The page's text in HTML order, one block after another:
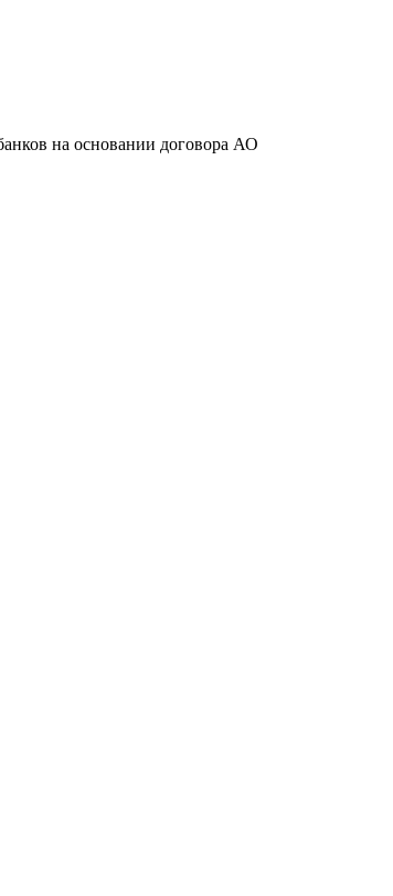
на основании договора АО